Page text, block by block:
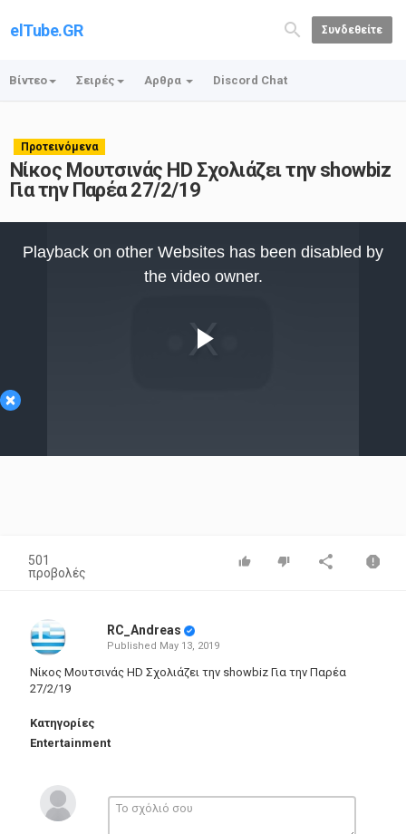
elTube.GR Συνδεθείτε
Βίντεο Σειρές Αρθρα Discord Chat
Προτεινόμενα
Νίκος Μουτσινάς HD Σχολιάζει την showbiz
Για την Παρέα 27/2/19
×
Video
Playback on other Websites has been disabled by
the video owner.
501
προβολές
RC_Andreas
Published May 13, 2019
Νίκος Μουτσινάς HD Σχολιάζει την showbiz Για την Παρέα
27/2/19
Κατηγορίες
Entertainment